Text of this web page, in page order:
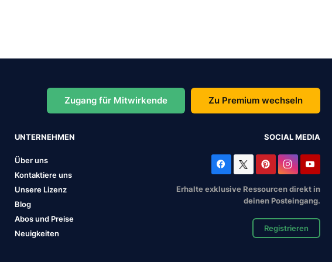
Zugang für Mitwirkende Zu Premium wechseln
UNTERNEHMEN
Über uns
Kontaktiere uns
Unsere Lizenz
Blog
Abos und Preise
Neuigkeiten
SOCIAL MEDIA
Erhalte exklusive Ressourcen direkt in
deinen Posteingang.
Registrieren